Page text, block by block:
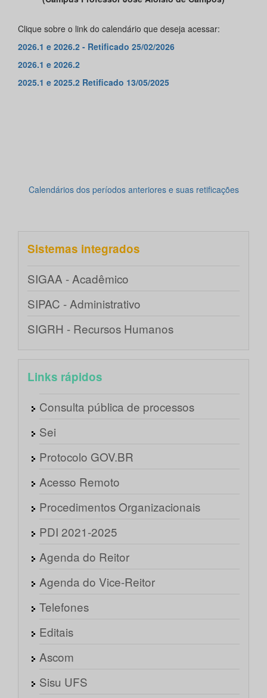
Clique sobre o link do calendário que deseja acessar:
2026.1 e 2026.2 - Retificado 25/02/2026
2026.1 e 2026.2
2025.1 e 2025.2 Retificado 13/05/2025
Calendários dos períodos anteriores e suas retificações
Sistemas integrados
SIGAA - Acadêmico
SIPAC - Administrativo
SIGRH - Recursos Humanos
Links rápidos
Consulta pública de processos
Sei
Protocolo GOV.BR
Acesso Remoto
Procedimentos Organizacionais
PDI 2021-2025
Agenda do Reitor
Agenda do Vice-Reitor
Telefones
Editais
Ascom
Sisu UFS